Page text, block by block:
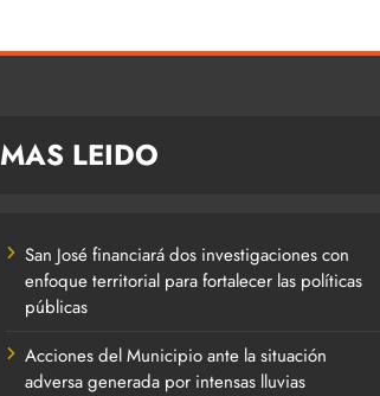
MAS LEIDO
San José financiará dos investigaciones con
enfoque territorial para fortalecer las políticas
públicas
Acciones del Municipio ante la situación
adversa generada por intensas lluvias